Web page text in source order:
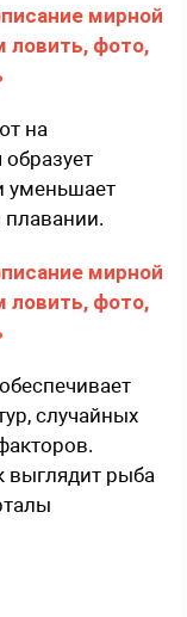
на
уменьшает
случайных
выглядит рыба